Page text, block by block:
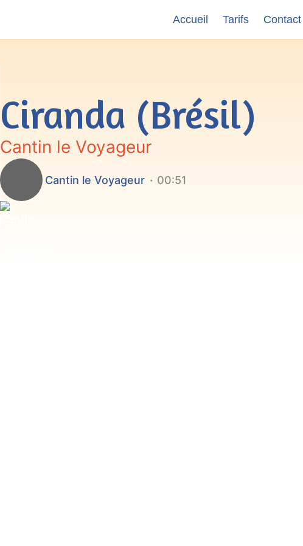
Accueil Tarifs Contact
Ciranda (Brésil)
Cantin le Voyageur
Cantin le Voyageur 00:51